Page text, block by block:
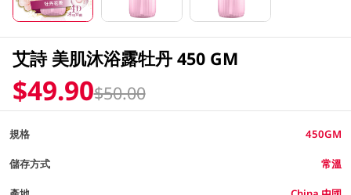
艾詩 美肌沐浴露牡丹 450 GM
$49.90$50.00
規格 450GM
儲存方式 常溫